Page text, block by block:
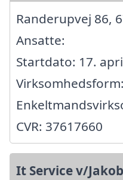
Randerupvej 86,
Ansatte:
Startdato: 17.
Virksomhedsform:
CVR: 37617660
It Service v/